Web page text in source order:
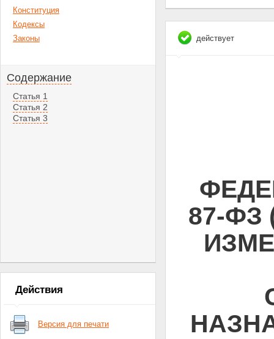
Конституция
Кодексы
Законы
Содержание
Статья 1
Статья 2
Статья 3
Действия
Версия для печати
действует
87-ФЗ